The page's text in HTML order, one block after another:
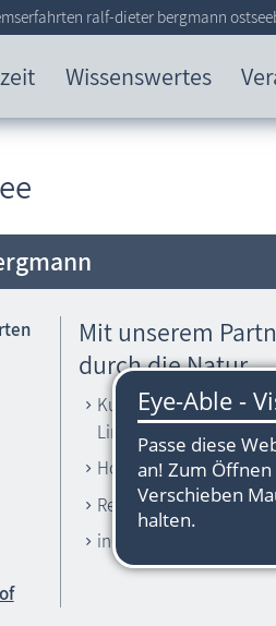
Wissenswertes
ralf-dieter bergmann
Mit unserem
durch die Natur
Kutsch- und
Linienfahrten
Hochzeitsfahrten,
Reittouristik,
individuelle Darßer